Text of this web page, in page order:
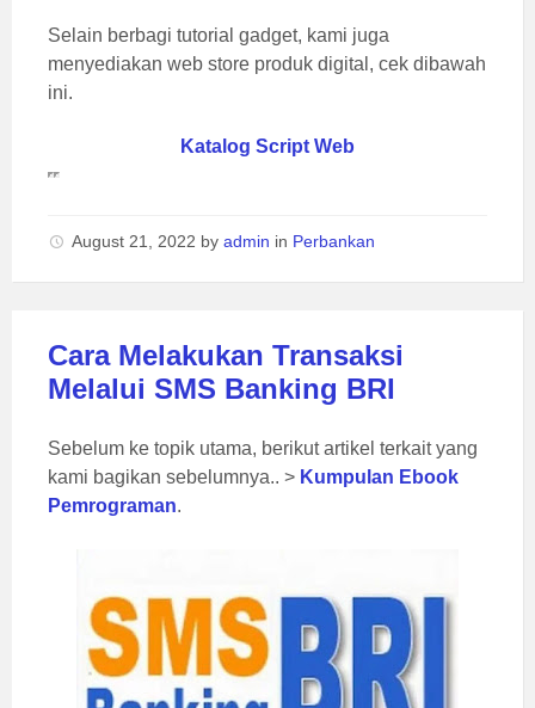
Selain berbagi tutorial gadget, kami juga
menyediakan web store produk digital, cek dibawah
ini.
Katalog Script Web
August 21, 2022 by admin in Perbankan
Cara Melakukan Transaksi
Melalui SMS Banking BRI
Sebelum ke topik utama, berikut artikel terkait yang
kami bagikan sebelumnya.. > Kumpulan Ebook
Pemrograman.